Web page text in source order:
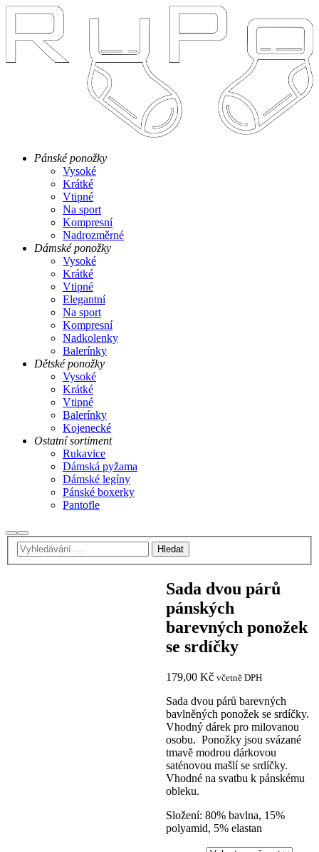
Pánské ponožky
Vysoké
Krátké
Vtipné
Na sport
Kompresní
Nadrozměrné
Dámské ponožky
Vysoké
Krátké
Vtipné
Elegantní
Na sport
Kompresní
Nadkolenky
Balerínky
Dětské ponožky
Vysoké
Krátké
Vtipné
Balerínky
Kojenecké
Ostatní sortiment
Rukavice
Dámská pyžama
Dámské legíny
Pánské boxerky
Pantofle
Hledat
Hlavní
navigační
menu
Sada dvou párů
pánských
barevných ponožek
se srdíčky
179,00 Kč včetně DPH
Sada dvou párů barevných
bavlněných ponožek se srdíčky.
Vhodný dárek pro milovanou
osobu. Ponožky jsou svázané
tmavě modrou dárkovou
saténovou mašlí se srdíčky.
Vhodné na svatbu k pánskému
obleku.
Složení: 80% bavlna, 15%
polyamid, 5% elastan